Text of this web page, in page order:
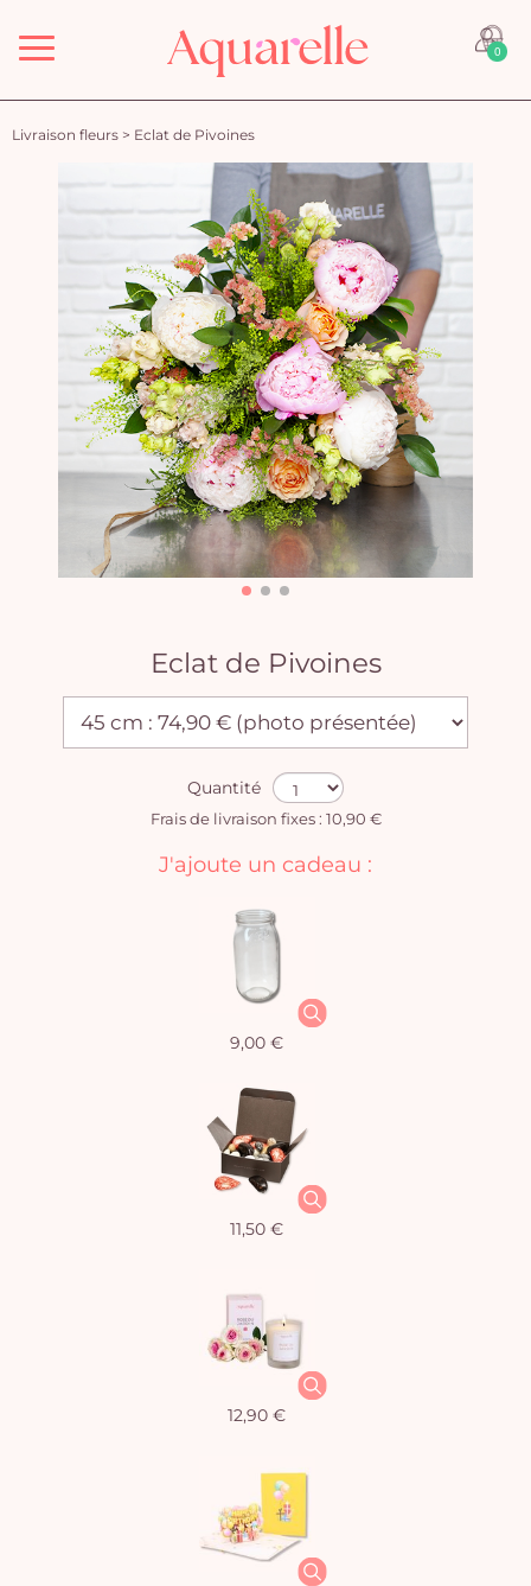
Menu 0
Livraison fleurs > Eclat de Pivoines
Eclat de Pivoines
Quantité
Frais de livraison fixes : 10,90 €
J'ajoute un cadeau :
9,00 €
11,50 €
12,90 €